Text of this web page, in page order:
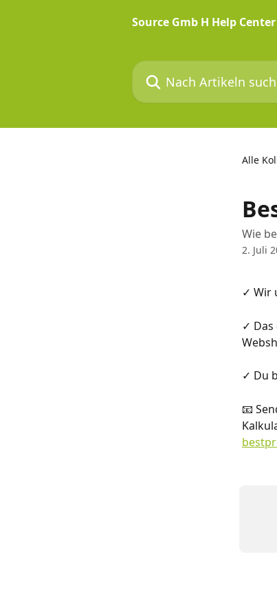
Source Gmb H Help Center
Nach Artikeln suchen …
Alle
Wie
2. Juli
✓ Wir
✓
✓ Du
📧